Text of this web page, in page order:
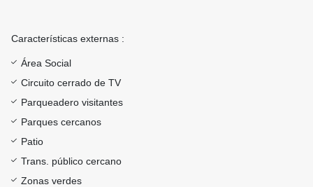
Características externas :
Área Social
Circuito cerrado de TV
Parqueadero visitantes
Parques cercanos
Patio
Trans. público cercano
Zonas verdes